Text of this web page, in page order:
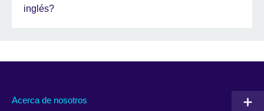
inglés?
Acerca de nosotros